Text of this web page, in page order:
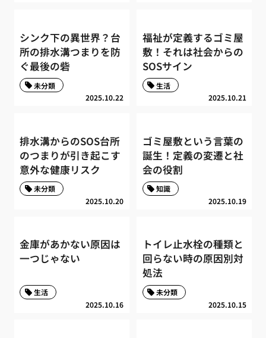
シンク下の異世界？台
所の排水溝つまりを防
ぐ最後の砦
2025.10.22
未分類
福祉が定義するゴミ屋
敷！それは社会からの
SOSサイン
2025.10.21
生活
排水溝からのSOS台所
のつまりが引き起こす
意外な健康リスク
2025.10.20
未分類
ゴミ屋敷という言葉の
誕生！定義の変遷と社
会の役割
2025.10.19
知識
金庫があかない原因は
一つじゃない
2025.10.16
生活
トイレ止水栓の種類と
回らない時の原因別対
処法
2025.10.15
未分類